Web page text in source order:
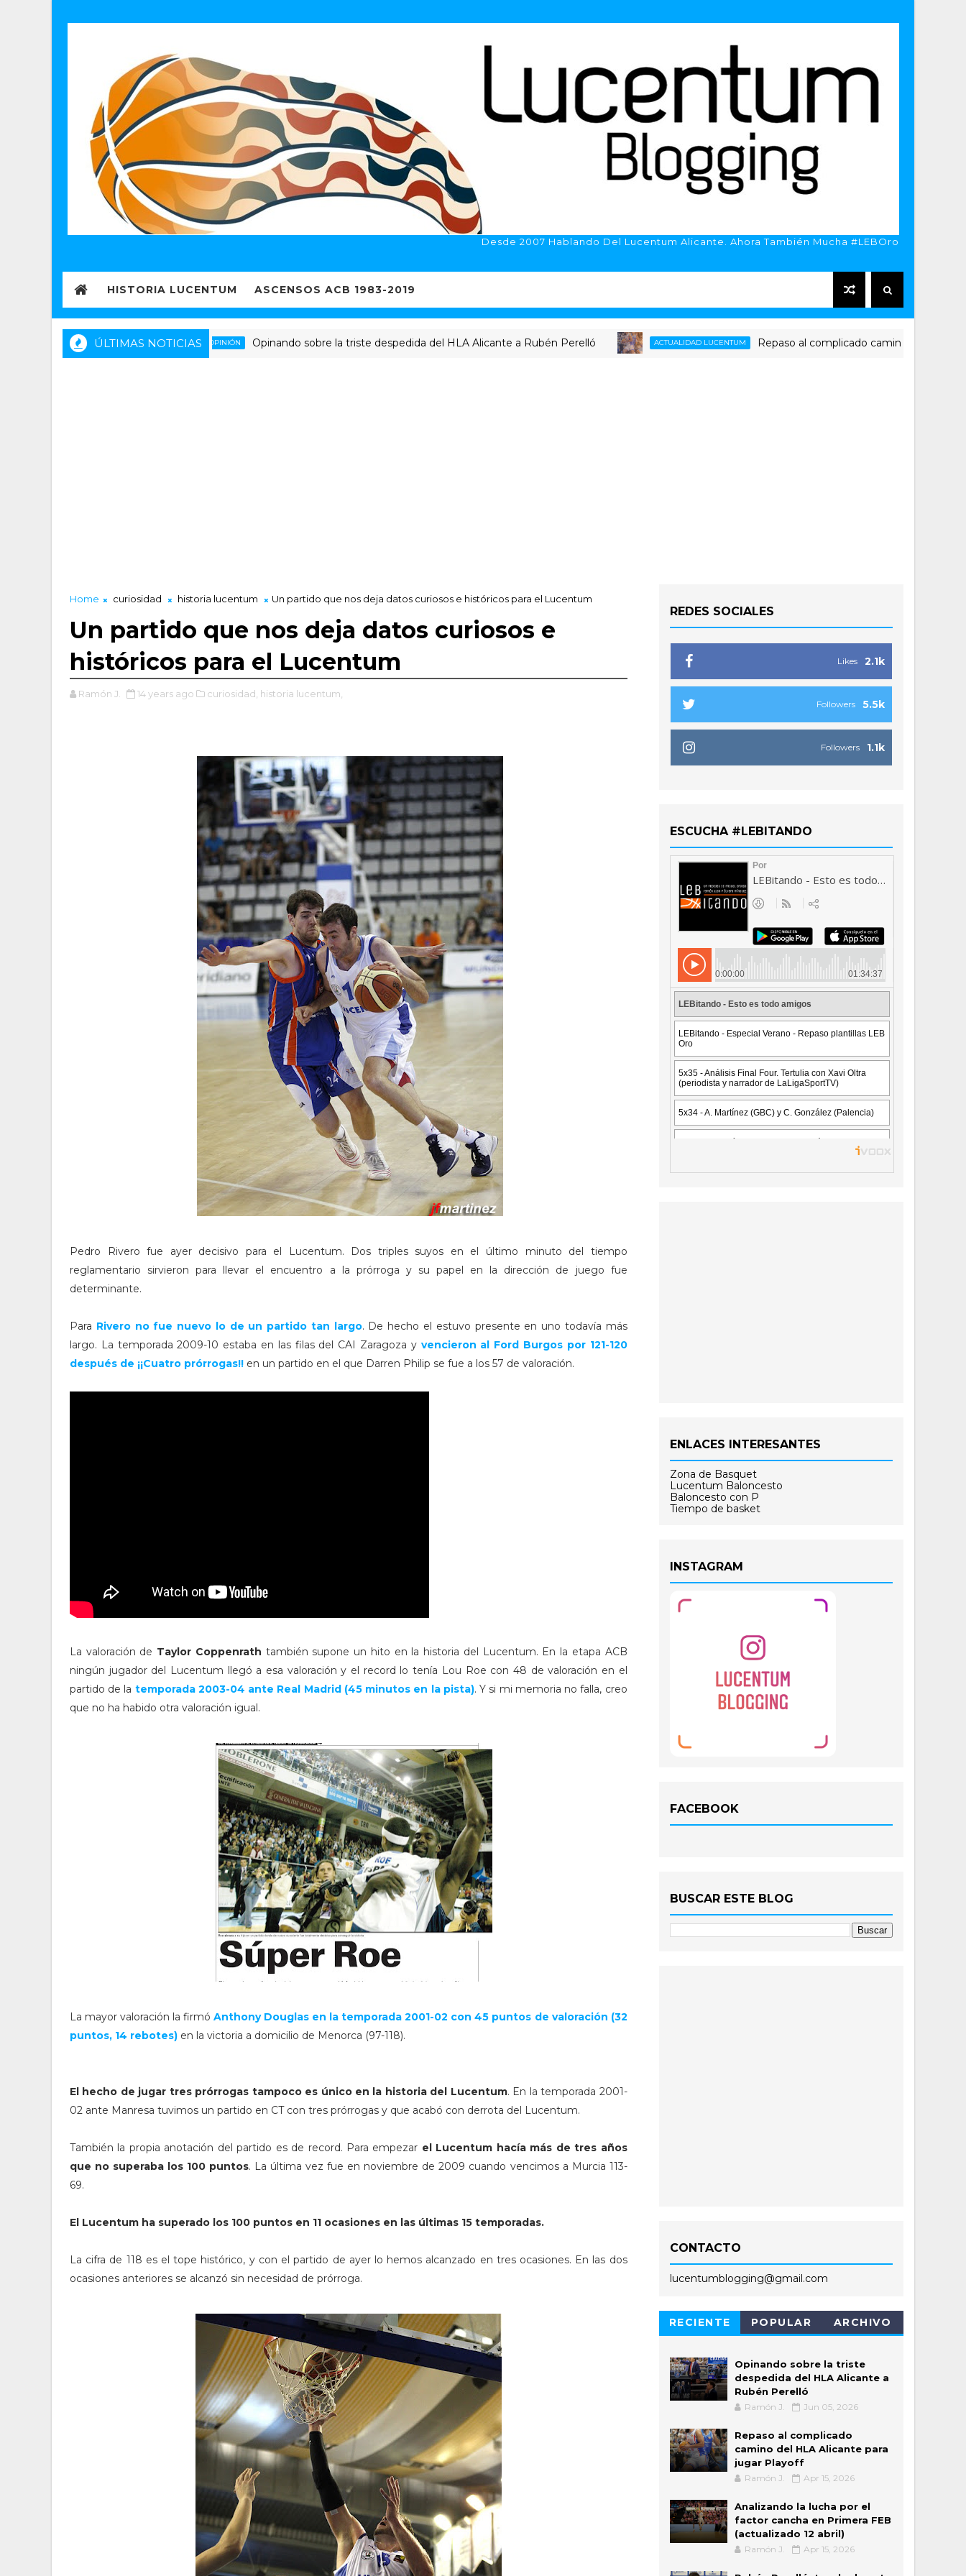
Desde 2007 Hablando Del Lucentum Alicante. Ahora También Mucha #LEBOro
HISTORIA LUCENTUM ASCENSOS ACB 1983-2019
ÚLTIMAS NOTICIAS
OPINIÓN Opinando sobre la triste despedida del HLA Alicante a Rubén Perelló ACTUALIDAD LUCENTUM Repaso al complicado camino del HLA Alicante
Home curiosidad historia lucentum Un partido que nos deja datos curiosos e históricos para el Lucentum
Un partido que nos deja datos curiosos e
históricos para el Lucentum
Ramón J. 14 years ago curiosidad, historia lucentum,
Pedro Rivero fue ayer decisivo para el Lucentum. Dos triples suyos en el último minuto del tiempo
reglamentario sirvieron para llevar el encuentro a la prórroga y su papel en la dirección de juego fue
determinante.
Para Rivero no fue nuevo lo de un partido tan largo. De hecho el estuvo presente en uno todavía más
largo. La temporada 2009-10 estaba en las filas del CAI Zaragoza y vencieron al Ford Burgos por 121-120
después de ¡¡Cuatro prórrogas!! en un partido en el que Darren Philip se fue a los 57 de valoración.
La valoración de Taylor Coppenrath también supone un hito en la historia del Lucentum. En la etapa ACB
ningún jugador del Lucentum llegó a esa valoración y el record lo tenía Lou Roe con 48 de valoración en el
partido de la temporada 2003-04 ante Real Madrid (45 minutos en la pista). Y si mi memoria no falla, creo
que no ha habido otra valoración igual.
La mayor valoración la firmó Anthony Douglas en la temporada 2001-02 con 45 puntos de valoración (32
puntos, 14 rebotes) en la victoria a domicilio de Menorca (97-118).
El hecho de jugar tres prórrogas tampoco es único en la historia del Lucentum. En la temporada 2001-
02 ante Manresa tuvimos un partido en CT con tres prórrogas y que acabó con derrota del Lucentum.
También la propia anotación del partido es de record. Para empezar el Lucentum hacía más de tres años
que no superaba los 100 puntos. La última vez fue en noviembre de 2009 cuando vencimos a Murcia 113-
69.
El Lucentum ha superado los 100 puntos en 11 ocasiones en las últimas 15 temporadas.
La cifra de 118 es el tope histórico, y con el partido de ayer lo hemos alcanzado en tres ocasiones. En las dos
ocasiones anteriores se alcanzó sin necesidad de prórroga.
REDES SOCIALES
2.1k
Likes
5.5k
Followers
1.1k
Followers
ESCUCHA #LEBITANDO
ENLACES INTERESANTES
Zona de Basquet
Lucentum Baloncesto
Baloncesto con P
Tiempo de basket
INSTAGRAM
FACEBOOK
BUSCAR ESTE BLOG
CONTACTO
lucentumblogging@gmail.com
RECIENTE POPULAR ARCHIVO
Opinando sobre la triste
despedida del HLA Alicante a
Rubén Perelló
Ramón J. Jun 05, 2026
Repaso al complicado
camino del HLA Alicante para
jugar Playoff
Ramón J. Apr 15, 2026
Analizando la lucha por el
factor cancha en Primera FEB
(actualizado 12 abril)
Ramón J. Apr 15, 2026